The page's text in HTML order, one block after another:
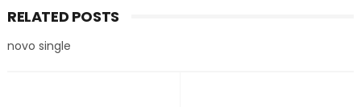
RELATED POSTS
novo single